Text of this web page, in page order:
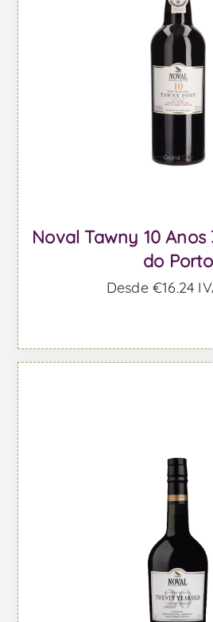
Noval Tawny 10
do Porto
Desde €16,24